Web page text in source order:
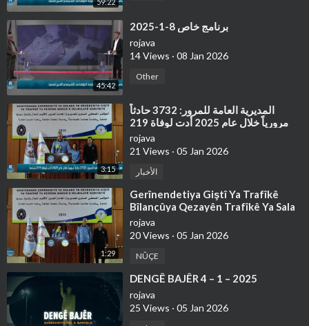
45:42
⁣برنامج خاص 8-1-2025
rojava
14 Views · 08 Jan 2026
Other
3:15
⁣⁣المديرية العامة للمرور: 3732 حادثاً
مرورياً خلال عام 2025 أدت لوفاة 219
شخصاً
rojava
21 Views · 05 Jan 2026
الأخبار
1:29
⁣Gerînendetiya Giştî Ya Trafîkê
Bîlançûya Qezayên Trafîkê Ya Sala
2025'an Ragihand
rojava
20 Views · 05 Jan 2026
NÛÇE
⁣⁣DENGÊ BAJÊR 4 – 1 – 2025
rojava
25 Views · 05 Jan 2026